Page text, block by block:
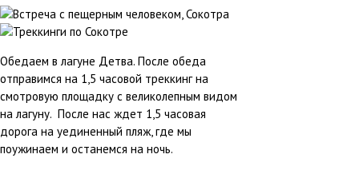
Обедаем в лагуне Детва. После обеда
отправимся на 1,5 часовой треккинг на
смотровую площадку с великолепным видом
на лагуну. После нас ждет 1,5 часовая
дорога на уединенный пляж, где мы
поужинаем и останемся на ночь.